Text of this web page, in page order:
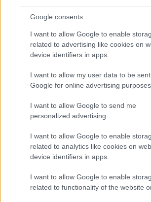
Google consents
I want to allow Google to enable
related to advertising like cookies on
device identifiers in apps.
I want to allow my user data to be
Google for online advertising purposes.
I want to allow Google to send me
personalized advertising.
I want to allow Google to enable
related to analytics like cookies on
device identifiers in apps.
I want to allow Google to enable
related to functionality of the website
Διαβάζονται αυτή τη στιγμή
Πλεύρη
Νοεμβρίου για περισσότερες
επιχειρήσεις
Μετά την επιτυχία των καθαρών
τολμήσουμε τα «καθαρά
μεταρρύθμιση της γης στην